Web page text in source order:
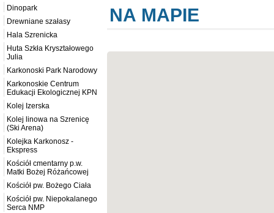
Dinopark
Drewniane szałasy
Hala Szrenicka
Huta Szkła Kryształowego
Julia
Karkonoski Park Narodowy
Karkonoskie Centrum
Edukacji Ekologicznej KPN
Kolej Izerska
Kolej linowa na Szrenicę
(Ski Arena)
Kolejka Karkonosz -
Ekspress
Kościół cmentarny p.w.
Matki Bożej Różańcowej
Kościół pw. Bożego Ciała
Kościół pw. Niepokalanego
Serca NMP
NA MAPIE